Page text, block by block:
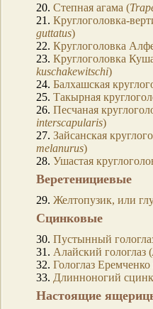
20. Степная агама (
21. Круглоголовка-
guttatus)
22. Круглоголовка
23. Круглоголовка
kuschakewitschi)
24. Балхашская
25. Такырная
26. Песчаная
interscapularis)
27. Зайсанская
melanurus)
28. Ушастая
Веретенициевые
29. Желтопузик, или
Сцинковые
30. Пустынный
31. Алайский гологлаз (
32. Гологлаз Еремченко
33. Длинноногий
Настоящие